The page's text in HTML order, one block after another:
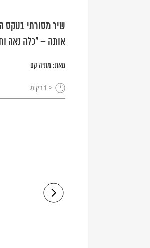
שיר מסורתי בטקס
אותה – "כלה נאה
מאת: מתיה קם
< 1 דקות